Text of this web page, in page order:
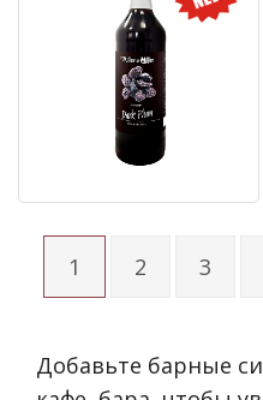
1 2 3
Добавьте барные